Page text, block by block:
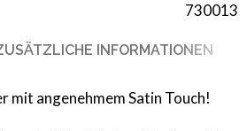
730013
INFORMATIONEN
angenehmem Satin Touch!